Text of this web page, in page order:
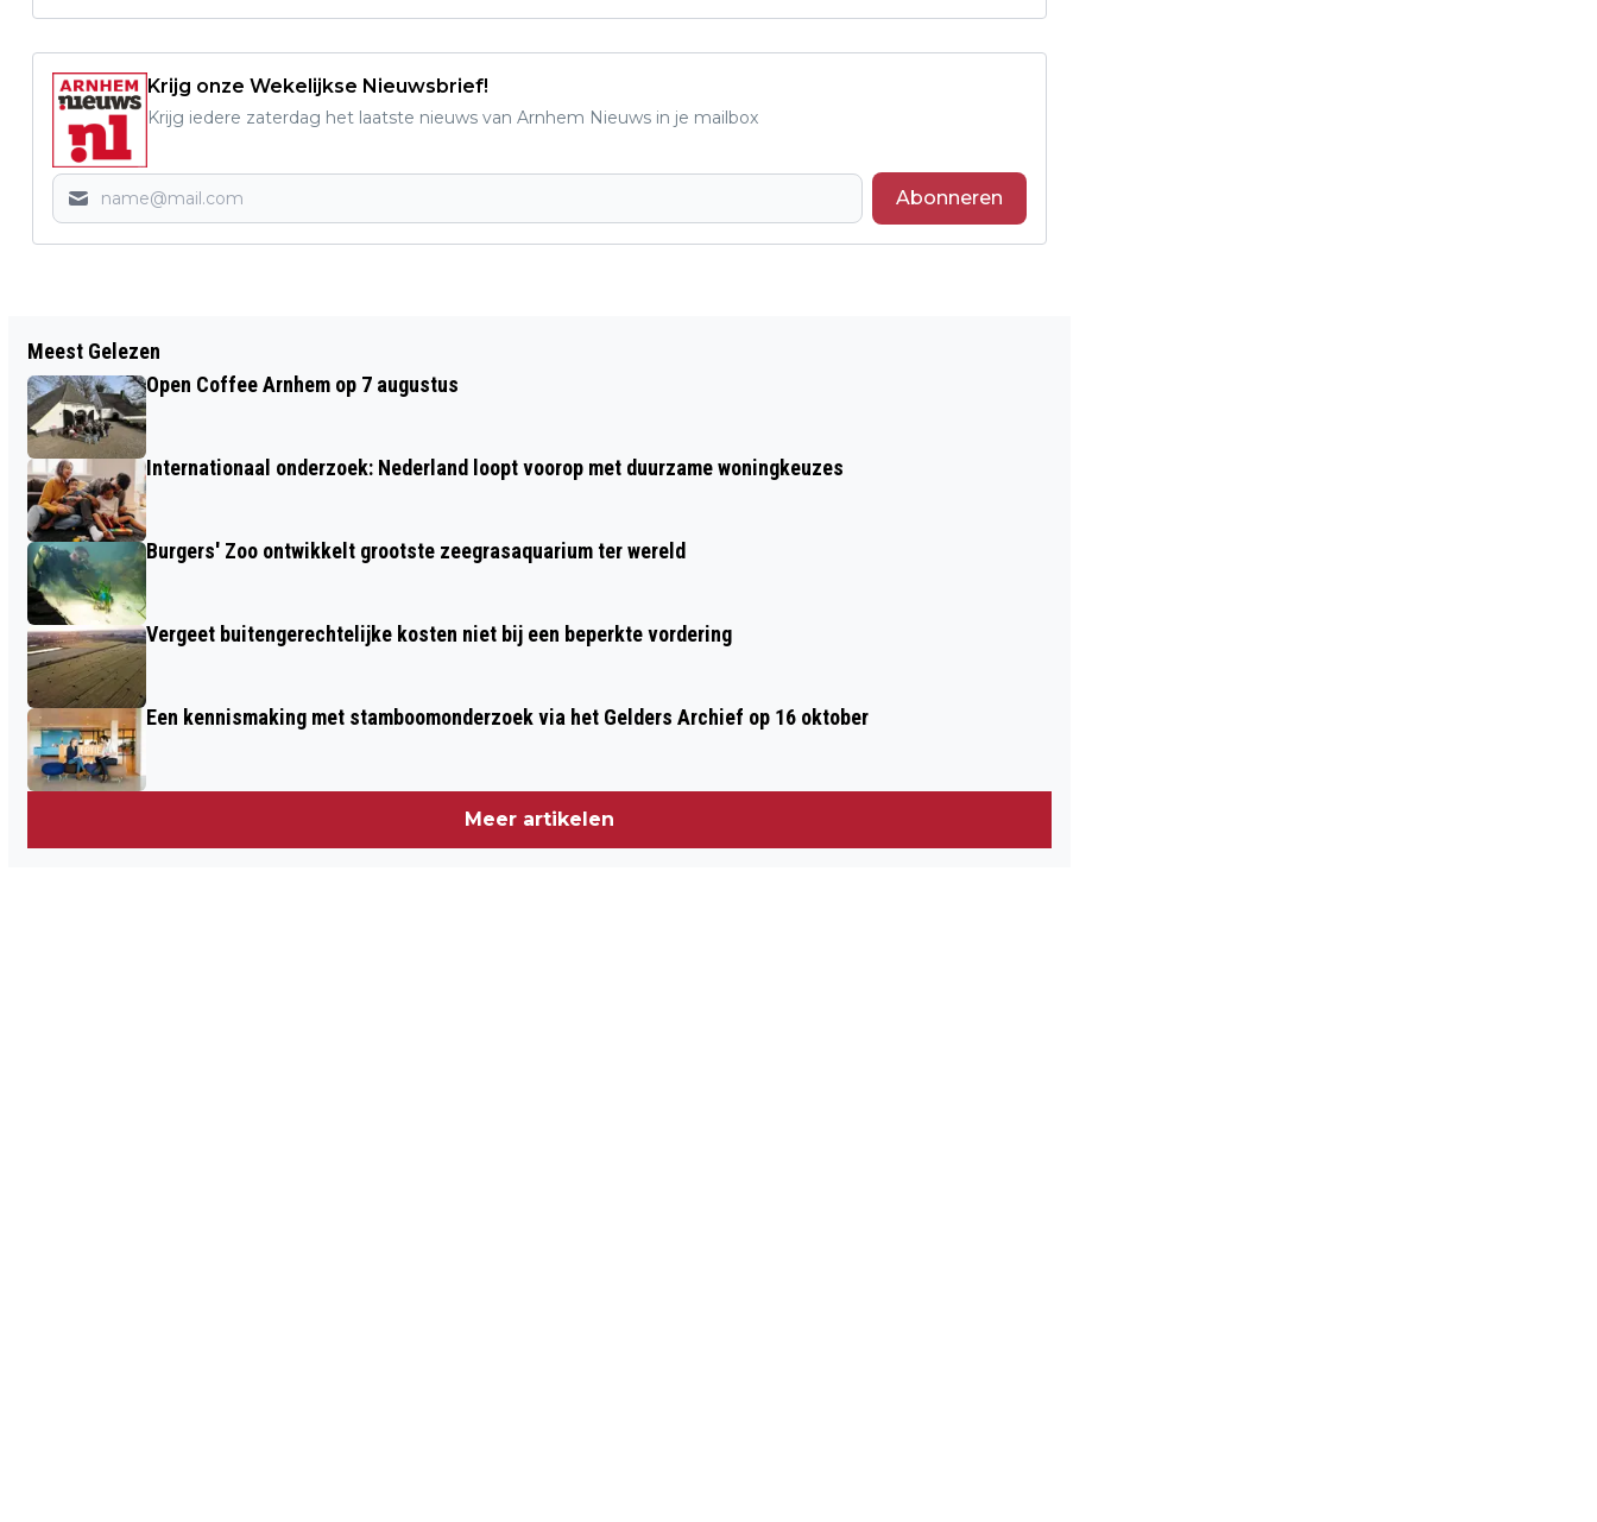
Krijg onze Wekelijkse Nieuwsbrief!
Krijg iedere zaterdag het laatste nieuws van Arnhem Nieuws in je mailbox
Abonneren
BRITSE VETERANEN GEWEIGERD BIJ
ARNHEMSE HERDENKING
Meest Gelezen
Open Coffee Arnhem op 7 augustus
Internationaal onderzoek: Nederland loopt voorop met duurzame woningkeuzes
Burgers' Zoo ontwikkelt grootste zeegrasaquarium ter wereld
Vergeet buitengerechtelijke kosten niet bij een beperkte vordering
Een kennismaking met stamboomonderzoek via het Gelders Archief op 16 oktober
Meer artikelen